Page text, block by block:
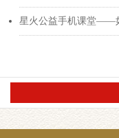
星火公益手机课堂——